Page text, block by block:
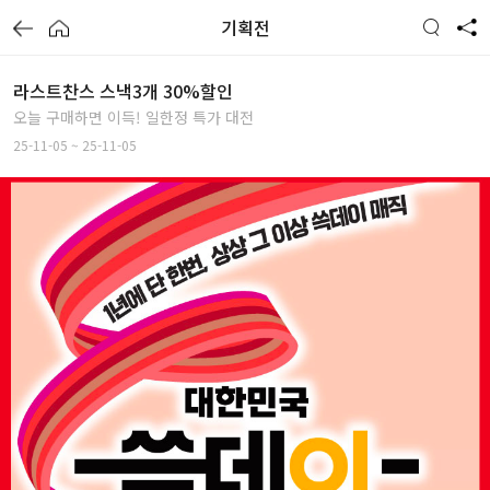
기획전
라스트찬스 스낵3개 30%할인
오늘 구매하면 이득! 일한정 특가 대전
25-11-05 ~ 25-11-05